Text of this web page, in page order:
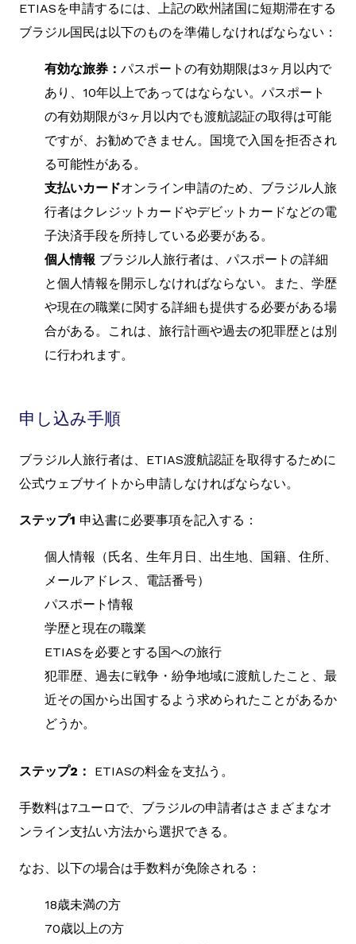
ETIASを申請するには、上記の欧州諸国に短期滞在する
ブラジル国民は以下のものを準備しなければならない：
有効な旅券： パスポートの有効期限は3ヶ月以内で
あり、10年以上であってはならない。パスポート
の有効期限が3ヶ月以内でも渡航認証の取得は可能
ですが、お勧めできません。国境で入国を拒否され
る可能性がある。
支払いカードオンライン申請のため、ブラジル人旅
行者はクレジットカードやデビットカードなどの電
子決済手段を所持している必要がある。
個人情報 ブラジル人旅行者は、パスポートの詳細
と個人情報を開示しなければならない。また、学歴
や現在の職業に関する詳細も提供する必要がある場
合がある。これは、旅行計画や過去の犯罪歴とは別
に行われます。
申し込み手順
ブラジル人旅行者は、ETIAS渡航認証を取得するために
公式ウェブサイトから申請しなければならない。
ステップ1 申込書に必要事項を記入する：
個人情報（氏名、生年月日、出生地、国籍、住所、
メールアドレス、電話番号）
パスポート情報
学歴と現在の職業
ETIASを必要とする国への旅行
犯罪歴、過去に戦争・紛争地域に渡航したこと、最
近その国から出国するよう求められたことがあるか
どうか。
ステップ2： ETIASの料金を支払う。
手数料は7ユーロで、ブラジルの申請者はさまざまなオ
ンライン支払い方法から選択できる。
なお、以下の場合は手数料が免除される：
18歳未満の方
70歳以上の方